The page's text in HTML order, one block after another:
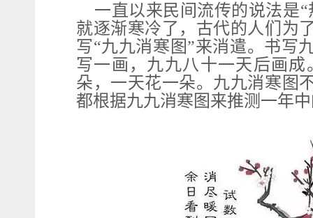
一直以来民间流传的说法是
就逐渐寒冷了，古代的人们为
写“九九消寒图”来消遣。书写
写一画，九九八十一天后画
朵，一天花一朵。九九消寒图
都根据九九消寒图来推测一年